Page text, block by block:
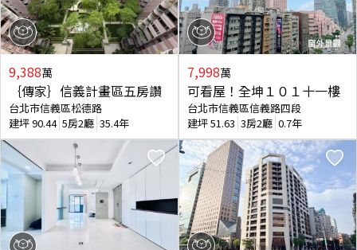
9,388萬
｛傳家｝信義計畫區五房讚
台北市信義區松德路
建坪90.44 5房2廳 35.4年
7,998萬
可看屋！全坤１０１十一樓
台北市信義區信義路四段
建坪51.63 3房2廳 0.7年